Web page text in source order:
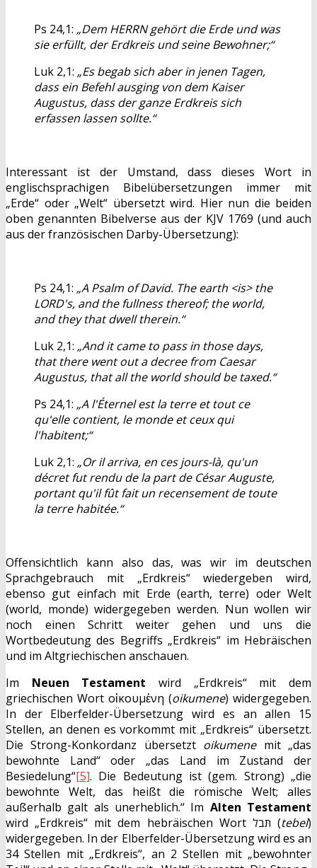
Ps 24,1: „Dem HERRN gehört die Erde und was
sie erfüllt, der Erdkreis und seine Bewohner;“
Luk 2,1: „Es begab sich aber in jenen Tagen,
dass ein Befehl ausging von dem Kaiser
Augustus, dass der ganze Erdkreis sich
erfassen lassen sollte.“
Interessant ist der Umstand, dass dieses Wort in
englischsprachigen Bibelübersetzungen immer mit
„Erde“ oder „Welt“ übersetzt wird. Hier nun die beiden
oben genannten Bibelverse aus der KJV 1769 (und auch
aus der französischen Darby-Übersetzung):
Ps 24,1: „A Psalm of David. The earth <is> the
LORD's, and the fullness thereof; the world,
and they that dwell therein.“
Luk 2,1: „And it came to pass in those days,
that there went out a decree from Caesar
Augustus, that all the world should be taxed.“
Ps 24,1: „A l'Éternel est la terre et tout ce
qu'elle contient, le monde et ceux qui
l'habitent;“
Luk 2,1: „Or il arriva, en ces jours-là, qu'un
décret fut rendu de la part de César Auguste,
portant qu'il fût fait un recensement de toute
la terre habitée.“
Offensichtlich kann also das, was wir im deutschen
Sprachgebrauch mit „Erdkreis“ wiedergeben wird,
ebenso gut einfach mit Erde (earth, terre) oder Welt
(world, monde) widergegeben werden. Nun wollen wir
noch einen Schritt weiter gehen und uns die
Wortbedeutung des Begriffs „Erdkreis“ im Hebräischen
und im Altgriechischen anschauen.
Im Neuen Testament wird „Erdkreis“ mit dem
griechischen Wort οἰκουμένη (oikumene) widergegeben.
In der Elberfelder-Übersetzung wird es an allen 15
Stellen, an denen es vorkommt mit „Erdkreis“ übersetzt.
Die Strong-Konkordanz übersetzt oikumenemit „das
bewohnte Land“ oder „das Land im Zustand der
Besiedelung“[5]. Die Bedeutung ist (gem. Strong) „die
bewohnte Welt, das heißt die römische Welt; alles
außerhalb galt als unerheblich.“ Im Alten Testament
wird „Erdkreis“ mit dem hebräischen Wort תּבל (tebel)
widergegeben. In der Elberfelder-Übersetzung wird es an
34 Stellen mit „Erdkreis“, an 2 Stellen mit „bewohnter